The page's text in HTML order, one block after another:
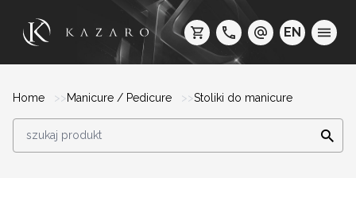
EN
Home Manicure / Pedicure Stoliki do manicure